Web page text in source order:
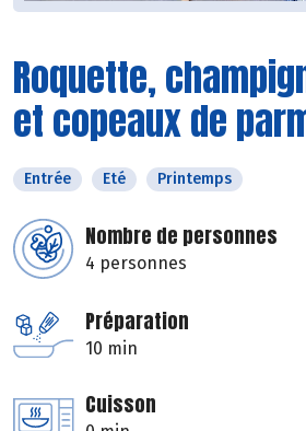
Roquette,
et copeaux de
Entrée Eté Printemps
Nombre de personnes
4 personnes
Préparation
10 min
Cuisson